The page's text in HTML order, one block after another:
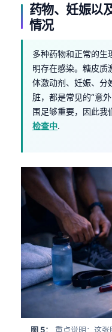
药物、妊娠以
情况
多种药物和正常的生
明存在感染。糖皮质
体激动剂、妊娠、分
脏，都是常见的“意
围足够重要，因此我
检查中.
图 5：
重点说明：这